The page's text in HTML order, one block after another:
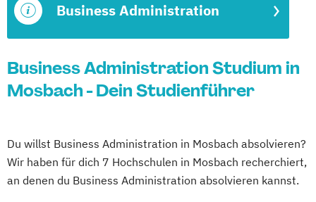
Business Administration
Business Administration Studium in
Mosbach - Dein Studienführer
Du willst Business Administration in Mosbach absolvieren?
Wir haben für dich 7 Hochschulen in Mosbach recherchiert,
an denen du Business Administration absolvieren kannst.